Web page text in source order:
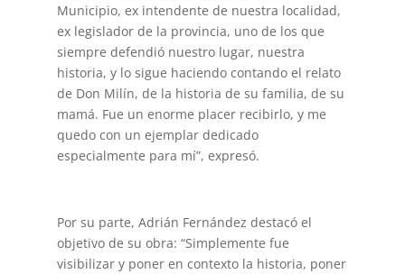
Municipio, ex intendente de nuestra localidad,
ex legislador de la provincia, uno de los que
siempre defendió nuestro lugar, nuestra
historia, y lo sigue haciendo contando el relato
de Don Milín, de la historia de su familia, de su
mamá. Fue un enorme placer recibirlo, y me
quedo con un ejemplar dedicado
especialmente para mí”, expresó.
Por su parte, Adrián Fernández destacó el
objetivo de su obra: “Simplemente fue
visibilizar y poner en contexto la historia, poner